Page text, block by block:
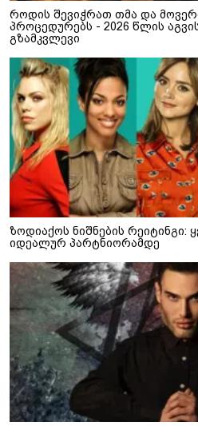
როდის შევიჭრათ თმა და
პროცედურებს - 2026 წლის
გზამკვლევი
ზოდიაქოს ნიშნების
იდეალურ პარტნიორამდე